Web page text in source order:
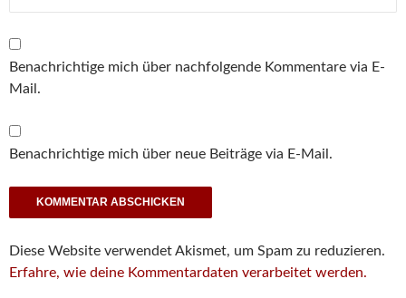
Benachrichtige mich über nachfolgende Kommentare via E-
Mail.
Benachrichtige mich über neue Beiträge via E-Mail.
Diese Website verwendet Akismet, um Spam zu reduzieren.
Erfahre, wie deine Kommentardaten verarbeitet werden.